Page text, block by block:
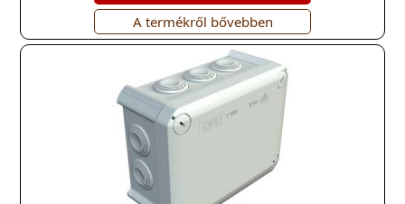
A termékről bővebben